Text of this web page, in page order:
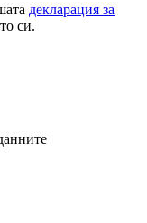
декларация за
си.